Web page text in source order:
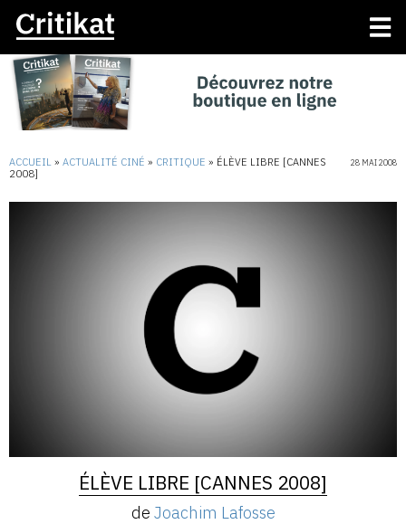
ACCUEIL » ACTUALITÉ CINÉ » CRITIQUE » ÉLÈVE LIBRE [CANNES
2008]
28 MAI 2008
ÉLÈVE LIBRE [CANNES 2008]
de Joachim Lafosse